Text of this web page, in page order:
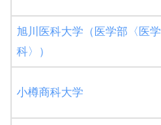
旭川医科大学（医学部〈医学
科〉）
小樽商科大学